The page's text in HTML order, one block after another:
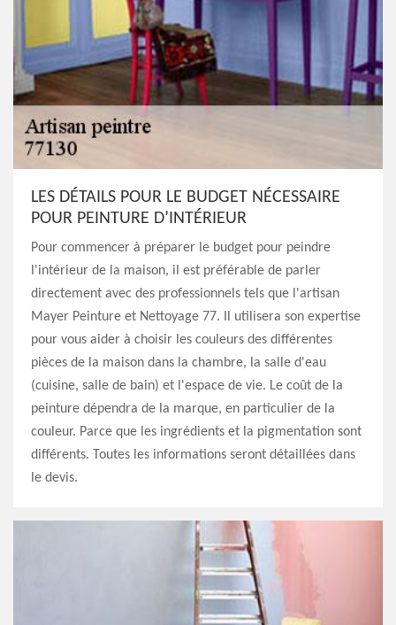
LES DÉTAILS POUR LE BUDGET NÉCESSAIRE
POUR PEINTURE D’INTÉRIEUR
Pour commencer à préparer le budget pour peindre
l'intérieur de la maison, il est préférable de parler
directement avec des professionnels tels que l'artisan
Mayer Peinture et Nettoyage 77. Il utilisera son expertise
pour vous aider à choisir les couleurs des différentes
pièces de la maison dans la chambre, la salle d'eau
(cuisine, salle de bain) et l'espace de vie. Le coût de la
peinture dépendra de la marque, en particulier de la
couleur. Parce que les ingrédients et la pigmentation sont
différents. Toutes les informations seront détaillées dans
le devis.